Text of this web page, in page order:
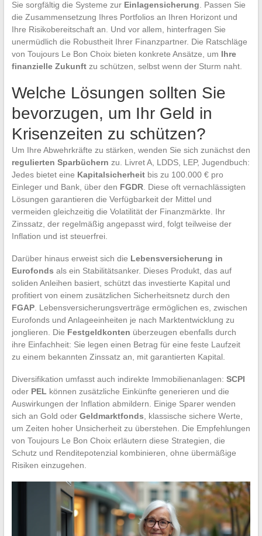
Sie sorgfältig die Systeme zur Einlagensicherung . Passen Sie
die Zusammensetzung Ihres Portfolios an Ihren Horizont und
Ihre Risikobereitschaft an. Und vor allem, hinterfragen Sie
unermüdlich die Robustheit Ihrer Finanzpartner. Die Ratschläge
von Toujours Le Bon Choix bieten konkrete Ansätze, um Ihre
finanzielle Zukunftzu schützen, selbst wenn der Sturm naht.
Welche Lösungen sollten Sie
bevorzugen, um Ihr Geld in
Krisenzeiten zu schützen?
Um Ihre Abwehrkräfte zu stärken, wenden Sie sich zunächst den
regulierten Sparbüchern zu. Livret A, LDDS, LEP, Jugendbuch:
Jedes bietet eine Kapitalsicherheitbis zu 100.000 € pro
Einleger und Bank, über den FGDR. Diese oft vernachlässigten
Lösungen garantieren die Verfügbarkeit der Mittel und
vermeiden gleichzeitig die Volatilität der Finanzmärkte. Ihr
Zinssatz, der regelmäßig angepasst wird, folgt teilweise der
Inflation und ist steuerfrei.
Darüber hinaus erweist sich die Lebensversicherung in
Eurofonds als ein Stabilitätsanker. Dieses Produkt, das auf
soliden Anleihen basiert, schützt das investierte Kapital und
profitiert von einem zusätzlichen Sicherheitsnetz durch den
FGAP. Lebensversicherungsverträge ermöglichen es, zwischen
Eurofonds und Anlageeinheiten je nach Marktentwicklung zu
jonglieren. Die Festgeldkonten überzeugen ebenfalls durch
ihre Einfachheit: Sie legen einen Betrag für eine feste Laufzeit
zu einem bekannten Zinssatz an, mit garantierten Kapital.
Diversifikation umfasst auch indirekte Immobilienanlagen: SCPI
oder PEL können zusätzliche Einkünfte generieren und die
Auswirkungen der Inflation abmildern. Einige Sparer wenden
sich an Gold oder Geldmarktfonds , klassische sichere Werte,
um Zeiten hoher Unsicherheit zu überstehen. Die Empfehlungen
von Toujours Le Bon Choix erläutern diese Strategien, die
Schutz und Renditepotenzial kombinieren, ohne übermäßige
Risiken einzugehen.